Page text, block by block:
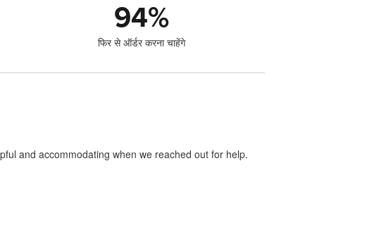
94%
फिर से ऑर्डर करना चाहेंगे
and accommodating when we reached out for help.